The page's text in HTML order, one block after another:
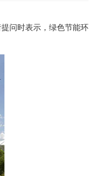
问时表示，绿色节能环